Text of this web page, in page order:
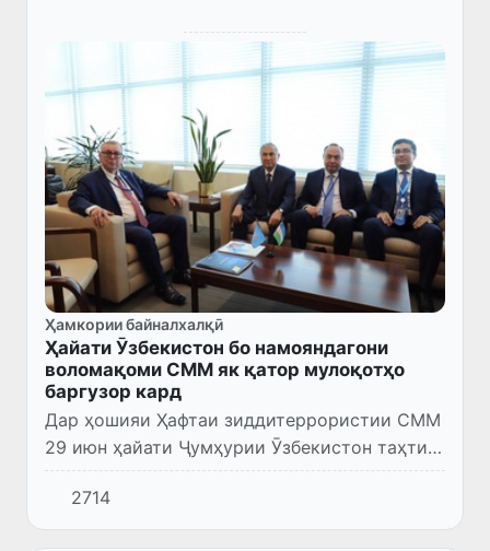
Ҳамкории байналхалқӣ
Ҳайати Ӯзбекистон бо намояндагони
воломақоми СММ як қатор мулоқотҳо
баргузор кард
Дар ҳошияи Ҳафтаи зиддитеррористии СММ
29 июн ҳайати Ҷумҳурии Ӯзбекистон таҳти
роҳбарии муовини якуми раиси Хадамоти
давлатии амният Б. Турсунов бо муовини
Дабири кулли СММ ва иҷро...
2714